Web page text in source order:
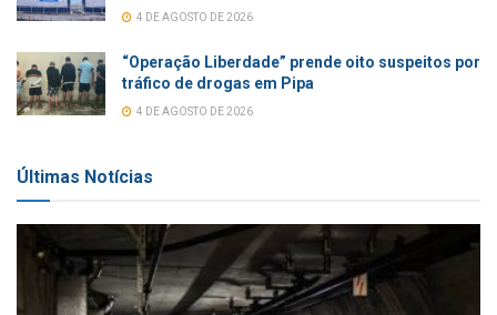
4 DE AGOSTO DE 2026
“Operação Liberdade” prende oito suspeitos por
tráfico de drogas em Pipa
4 DE AGOSTO DE 2026
Últimas Notícias